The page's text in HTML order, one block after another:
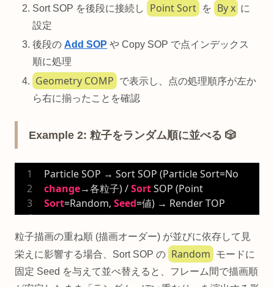
Sort SOP を後段に接続し
Point Sort を By x に
設定
後段の Add SOP や Copy SOP で点インデックス
順に処理
Geometry COMP
で表示し、点の処理順序が左か
ら右に揃ったことを確認
Example 2: 粒子をランダム順に並べる 🎲
change→各粒子) / Sort
Sort=Random, Seed=値) → Render TOP
粒子描画の重ね順 (描画オーダー) が並びに依存して見
栄えに影響する場合、Sort SOP の Random
モードに
固定 Seed を与えて並べ替えると、フレーム間で描画順